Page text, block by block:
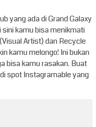
yang ada di Grand Galaxy
sini kamu bisa menikmati
Artist) dan Recycle
kamu melongo! Ini bukan
bisa kamu rasakan. Buat
spot Instagramable yang